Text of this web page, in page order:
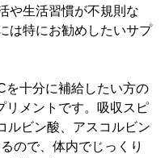
や生活習慣が不規則な
は特にお勧めしたいサプ
を十分に補給したい方の
リメントです。吸収スピ
ルビン酸、アスコルビン
ので、体内でじっくり